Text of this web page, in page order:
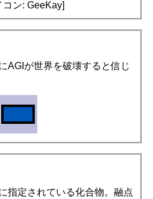
AGIが世界を破壊すると信じ
指定されている化合物。融点